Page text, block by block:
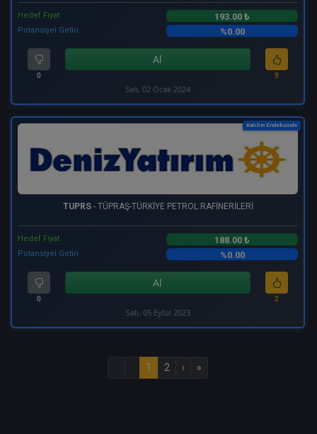
Hedef Fiyat 193.00 ₺
Potansiyel Getiri %0.00
0
Al
9
Salı, 02 Ocak 2024
Katılım Endeksinde
TUPRS- TÜPRAŞ-TÜRKİYE PETROL RAFİNERİLERİ
Hedef Fiyat 188.00 ₺
Potansiyel Getiri %0.00
0
Al
2
Salı, 05 Eylül 2023
1 2 › »